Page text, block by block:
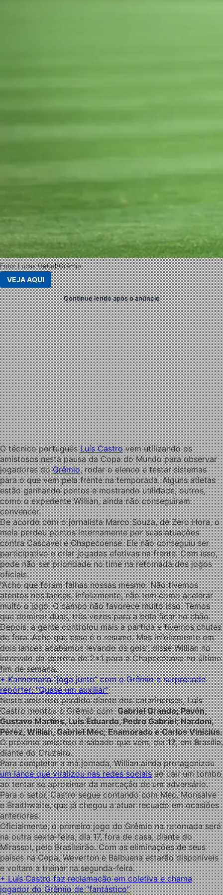
Foto: Lucas Uebel/Grêmio
VEJA AQUI
Continue lendo após o anúncio
O técnico portuguêsLuís Castrovem utilizando os
amistosos nesta pausa da Copa do Mundo para observar
jogadores doGrêmio, rodar o elenco e testar sistemas
para o que vem pela frente na temporada. Alguns atletas
estão ganhando pontos e mostrando utilidade, outros,
como o experiente Willian, ainda não conseguiram
convencer.
De acordo com o jornalista Marco Souza, de Zero Hora, o
meia perdeu pontos internamente por suas atuações
contra Cascavel e Chapecoense. Ele não conseguiu ser
participativo e criar jogadas efetivas na frente. Com isso,
pode não ser prioridade no time na retomada dos jogos
oficiais.
“Acho que foram falhas nossas mesmo. Não tivemos
atentos nos lances. Infelizmente, não tem como acelerar
muito o jogo. O campo não favorece muito isso. Temos
que dominar duas, três vezes para a bola ficar no chão.
Depois, a gente controlou mais a partida e tivemos chutes
de fora. Acho que esse é o resumo. Mas infelizmente em
dois lances acabamos levando os gols”, disse Willian no
intervalo da derrota de 2×1 para a Chapecoense no último
fim de semana.
+ Kannemann “joga junto” com o Grêmio e surpreende
repórter: “Quase um auxiliar”
Neste amistoso perdido diante dos catarinenses, Luís
Castro montou o Grêmio com:Gabriel Grando; Pavón,
Gustavo Martins, Luis Eduardo, Pedro Gabriel; Nardoni,
Pérez, Willian, Gabriel Mec; Enamorado e Carlos Vinícius.
O próximo amistoso é sábado que vem, dia 12, em Brasília,
diante do Cruzeiro.
Para completar a má jornada, Willian ainda protagonizou
um lance que viralizou nas redes sociaisao cair um tombo
ao tentar se aproximar da marcação de um adversário.
Para o setor, Castro segue contando com Mec, Monsalve
e Braithwaite, que já chegou a atuar recuado em ocasiões
anteriores.
Oficialmente, o primeiro jogo do Grêmio na retomada será
na outra sexta-feira, dia 17, fora de casa, diante do
Mirassol, pelo Brasileirão. Com as eliminações de seus
países na Copa, Weverton e Balbuena estarão disponíveis
e voltam a treinar na segunda-feira.
+ Luís Castro faz reclamação em coletiva e chama
jogador do Grêmio de “fantástico”